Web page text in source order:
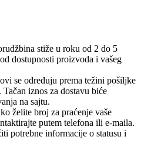
stiže u roku od 2 do 5
dostupnosti proizvoda i vašeg
se određuju prema težini pošiljke
iznos za dostavu biće
na sajtu.
želite broj za praćenje vaše
putem telefona ili e-maila.
potrebne informacije o statusu i